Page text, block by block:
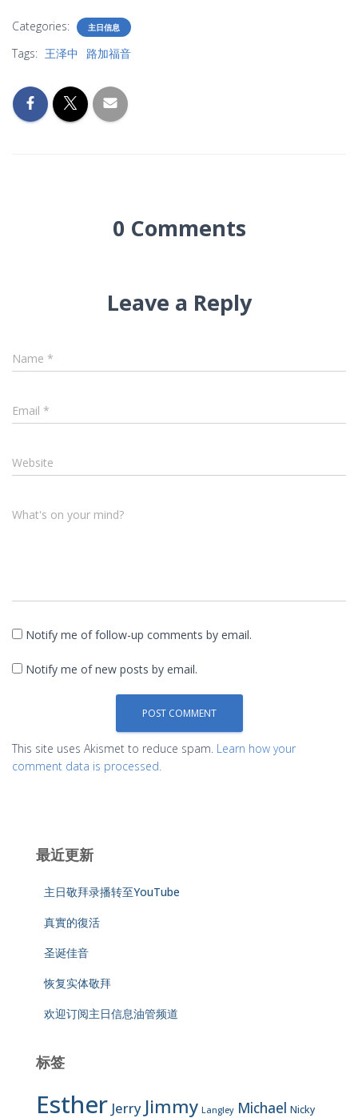
Categories: 主日信息
Tags: 王泽中 路加福音
0 Comments
Leave a Reply
Name *
Email *
Website
What's on your mind?
Notify me of follow-up comments by email.
Notify me of new posts by email.
This site uses Akismet to reduce spam. Learn how your
comment data is processed.
最近更新
主日敬拜录播转至YouTube
真實的復活
圣诞佳音
恢复实体敬拜
欢迎订阅主日信息油管频道
标签
Esther Jerry Jimmy Langley Michael Nicky